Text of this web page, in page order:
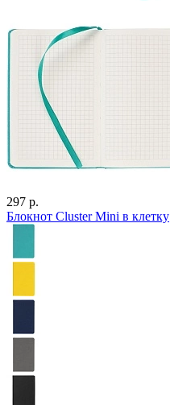
297 р.
Блокнот Cluster Mini в клетку